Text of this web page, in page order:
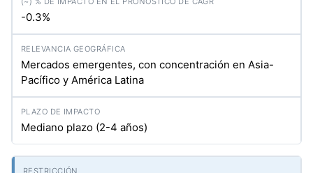
-0.3%
Mercados emergentes, con concentración en Asia-
Pacífico y América Latina
Mediano plazo (2-4 años)